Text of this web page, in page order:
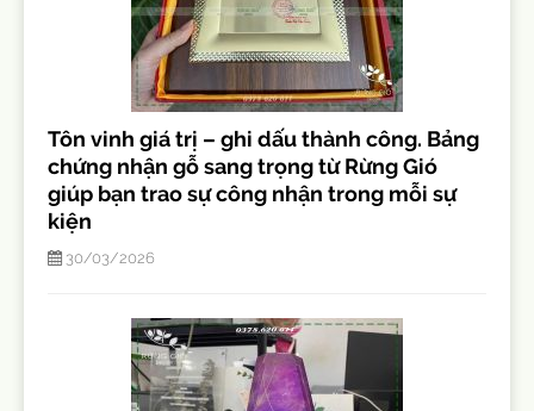
Tôn vinh giá trị – ghi dấu thành công. Bảng
chứng nhận gỗ sang trọng từ Rừng Gió
giúp bạn trao sự công nhận trong mỗi sự
kiện
30/03/2026